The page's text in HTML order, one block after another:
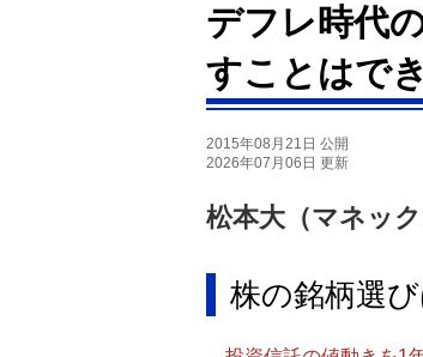
デフレ時代
すことはで
2015年08月21日 公開
2026年07月06日 更新
松本大（マネッ
株の銘柄選